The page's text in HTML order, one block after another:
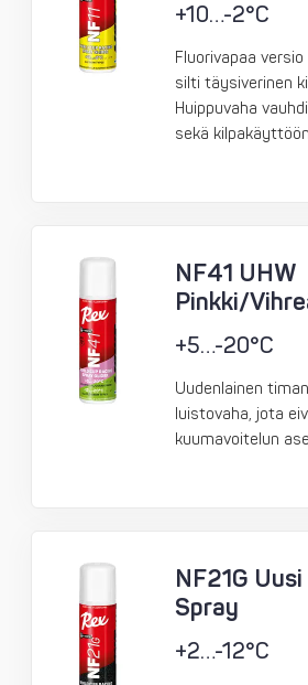
+10…-2°C
Fluorivapaa
silti täysiverinen
Huippuvaha
sekä
NF41 UHW
Pinkki/
+5…-20°C
Uudenlainen
luistovaha, jota
kuumavoitelun
NF21G
Spray
+2…-12°C